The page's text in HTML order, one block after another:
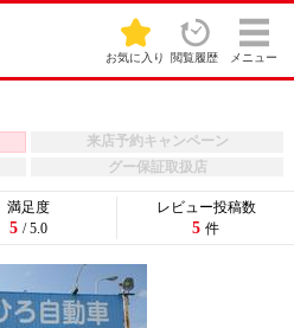
お気に入り 閲覧履歴 メニュー
来店予約キャンペーン
グー保証取扱店
満足度
5 / 5.0
レビュー投稿数
5 件